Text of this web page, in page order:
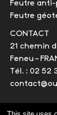
Feutre
Feutre
CONTACT
21 chemin
Feneu –
Tél. : 02 52